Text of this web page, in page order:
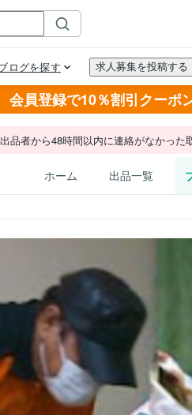
会員登録で10％割引クーポ
者から48時間以内に連絡がなかった
ホーム 出品一覧